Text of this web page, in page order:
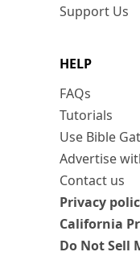
Support Us
HELP
FAQs
Tutorials
Use Bible
Advertise
Contact us
Privacy
California
Do Not Sell